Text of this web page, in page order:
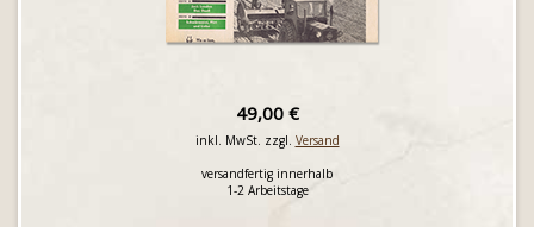
49,00 €
inkl. MwSt. zzgl. Versand
versandfertig innerhalb
1-2 Arbeitstage